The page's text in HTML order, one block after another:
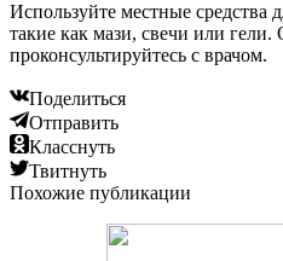
Используйте местные средства
такие как мази, свечи или
проконсультируйтесь с врачом.
Поделиться
Отправить
Класснуть
Твитнуть
Похожие публикации